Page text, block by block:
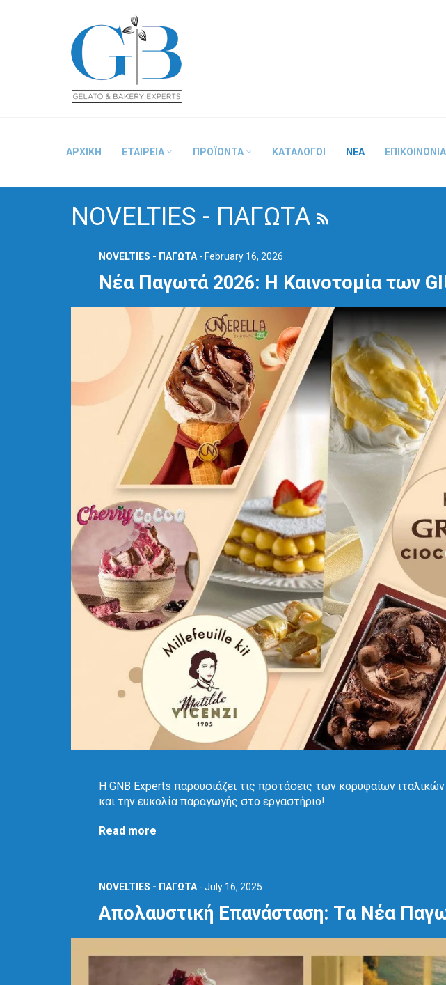
ΑΡΧΙΚΗ ΕΤΑΙΡΕΙΑ ΠΡΟΪΟΝΤΑ ΚΑΤΑΛΟΓΟΙ ΝΕΑ ΕΠΙΚΟΙΝΩΝΙΑ
NOVELTIES - ΠΑΓΩΤΑ
NOVELTIES - ΠΑΓΩΤΑ - February 16, 2026
Νέα Παγωτά 2026: Η Καινοτομία των
Η GNB Experts παρουσιάζει τις προτάσεις των κορυφαίων
και την ευκολία παραγωγής στο εργαστήριο!
Read more
NOVELTIES - ΠΑΓΩΤΑ - July 16, 2025
Απολαυστική Επανάσταση: Τα Νέα